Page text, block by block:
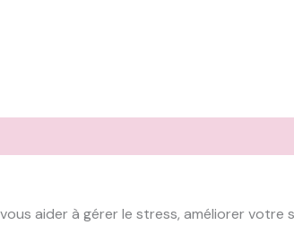
aider à gérer le stress, améliorer